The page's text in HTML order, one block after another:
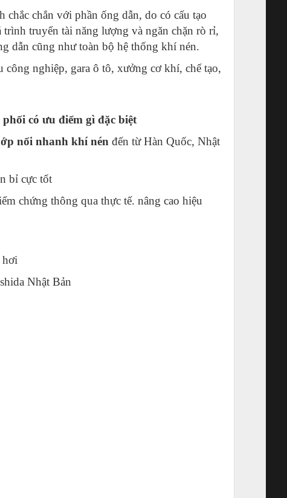
chắn với phần ống dẫn, do có cấu tạo
truyển tài năng lượng và ngăn chặn rò rỉ,
dẫn cũng như toàn bộ hệ thống khí nén.
nghiệp, gara ô tô, xưởng cơ khí, chế tạo,
có ưu điểm gì đặc biệt
nối nhanh khí nén đến từ Hàn Quốc, Nhật
bỉ cực tốt
chứng thông qua thực tế. nâng cao hiệu
hơi